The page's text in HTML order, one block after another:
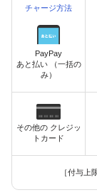
チャージ方法
PayPay
あと払い （一括の
み）
その他の クレジッ
トカード
［付与上